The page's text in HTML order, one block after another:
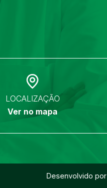
LOCALIZAÇÃO
Ver no mapa
Desenvolvido por